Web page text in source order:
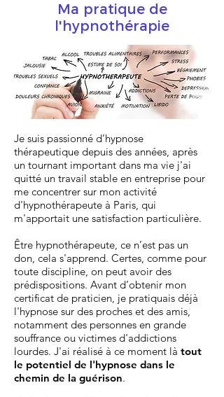
Ma pratique de
l'hypnothérapie
Je suis passionné d’hypnose
thérapeutique depuis des années, après
un tournant important dans ma vie j'ai
quitté un travail stable en entreprise pour
me concentrer sur mon activité
d'hypnothérapeute à Paris, qui
m'apportait une satisfaction particulière.
Être hypnothérapeute, ce n’est pas un
don, cela s'apprend. Certes, comme pour
toute discipline, on peut avoir des
prédispositions. Avant d’obtenir mon
certificat de praticien, je pratiquais déjà
l'hypnose sur des proches et des amis,
notamment des personnes en grande
souffrance ou victimes d'addictions
lourdes. J'ai réalisé à ce moment là tout
le potentiel de l'hypnose dans le
chemin de la guérison.